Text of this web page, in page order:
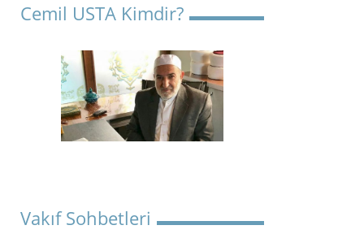
Cemil USTA Kimdir?
Vakıf Sohbetleri